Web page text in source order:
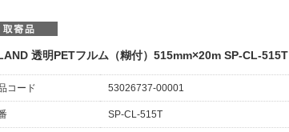
透明PETフルム（糊付）515mm×20m SP-CL-515T
コード 53026737-00001
SP-CL-515T